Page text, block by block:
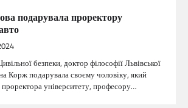
подарувала проректору
безпеки, доктор філософії Львівської
Корж подарувала своєму чоловіку, який
університету, професору…